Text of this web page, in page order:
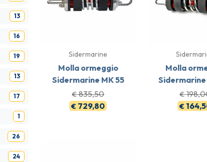
13
16
19
13
17
1
26
24
Sidermarine
Molla ormeggio
Sidermarine MK 55
€835,50
€ 729,80
Molla
Sidermarine
€
€